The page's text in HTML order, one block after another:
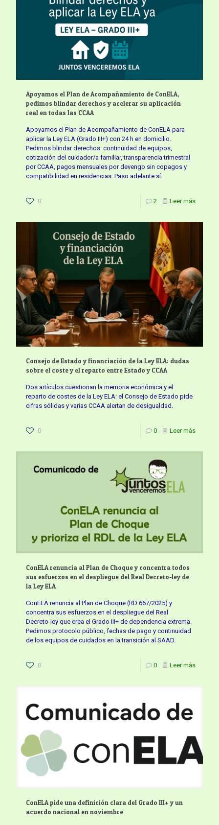
Apoyamos el Plan de Acompañamiento de ConELA,
pedimos blindar derechos y acelerar su aplicación
real en todas las CCAA
Apoyamos el Plan de Acompañamiento de ConELA para
aplicar la Ley ELA (Grado III+) con 24 h en domicilio.
Pedimos blindar derechos: continuidad de equipos,
cotización del cuidador/a familiar, transparencia trimestral
por CCAA, pagos mensuales por devengo sin copagos y
compatibilidad en residencias. Paso adelante sí.
0 2 Leer más
Consejo de Estado y financiación de la Ley ELA: dudas
sobre el coste y el reparto entre Estado y CCAA
Dos artículos cuestionan la memoria económica y el
reparto de costes de la Ley ELA: el Consejo de Estado pide
cifras sólidas y varias CCAA alertan de desigualdad.
0 0 Leer más
ConELA renuncia al Plan de Choque y concentra todos
sus esfuerzos en el despliegue del Real Decreto-ley de
la Ley ELA
ConELA renuncia al Plan de Choque (RD 667/2025) y
concentra sus esfuerzos en el despliegue del Real
Decreto-ley que crea el Grado III+ de dependencia extrema.
Pedimos protocolo público, fechas de pago y continuidad
de los equipos de cuidados en la transición al SAAD.
0 0 Leer más
ConELA pide una definición clara del Grado III+ y un
acuerdo nacional en noviembre